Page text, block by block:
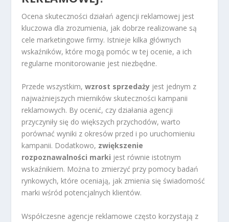
Ocena skuteczności działań agencji reklamowej jest
kluczowa dla zrozumienia, jak dobrze realizowane są
cele marketingowe firmy. Istnieje kilka głównych
wskaźników, które mogą pomóc w tej ocenie, a ich
regularne monitorowanie jest niezbędne.
Przede wszystkim,wzrost sprzedaży jest jednym z
najważniejszych mierników skuteczności kampanii
reklamowych. By ocenić, czy działania agencji
przyczyniły się do większych przychodów, warto
porównać wyniki z okresów przed i po uruchomieniu
kampanii. Dodatkowo, zwiększenie
rozpoznawalności marki jest równie istotnym
wskaźnikiem. Można to zmierzyć przy pomocy badań
rynkowych, które oceniają, jak zmienia się świadomość
marki wśród potencjalnych klientów.
Współczesne agencje reklamowe często korzystają z